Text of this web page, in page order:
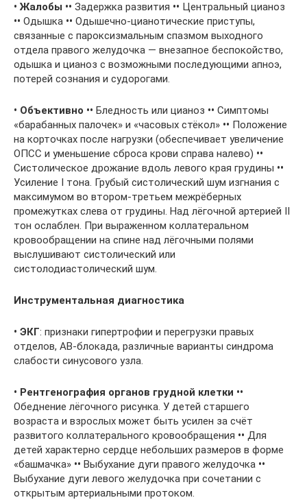
• Жалобы •• Задержка развития •• Центральный цианоз
•• Одышка •• Одышечно-цианотические приступы,
связанные с пароксизмальным спазмом выходного
отдела правого желудочка — внезапное беспокойство,
одышка и цианоз с возможными последующими апноэ,
потерей сознания и судорогами.
• Объективно •• Бледность или цианоз •• Симптомы
«барабанных палочек» и «часовых стёкол» •• Положение
на корточках после нагрузки (обеспечивает увеличение
ОПСС и уменьшение сброса крови справа налево) ••
Систолическое дрожание вдоль левого края грудины ••
Усиление I тона. Грубый систолический шум изгнания с
максимумом во втором-третьем межрёберных
промежутках слева от грудины. Над лёгочной артерией II
тон ослаблен. При выраженном коллатеральном
кровообращении на спине над лёгочными полями
выслушивают систолический или
систолодиастолический шум.
Инструментальная диагностика
• ЭКГ: признаки гипертрофии и перегрузки правых
отделов, АВ-блокада, различные варианты синдрома
слабости синусового узла.
• Рентгенография органов грудной клетки ••
Обеднение лёгочного рисунка. У детей старшего
возраста и взрослых может быть усилен за счёт
развитого коллатерального кровообращения •• Для
детей характерно сердце небольших размеров в форме
«башмачка» •• Выбухание дуги правого желудочка ••
Выбухание дуги левого желудочка при сочетании с
открытым артериальными протоком.